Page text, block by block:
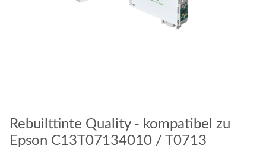
Rebuilttinte Quality - kompatibel zu
Epson C13T07134010 / T0713